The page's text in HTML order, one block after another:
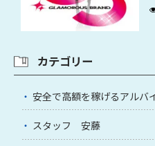
カテゴリー
安全で高額を稼げるアルバ
スタッフ 安藤